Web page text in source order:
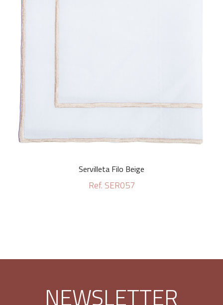
Servilleta Filo Beige
Ref. SER057
NEWSLETTER